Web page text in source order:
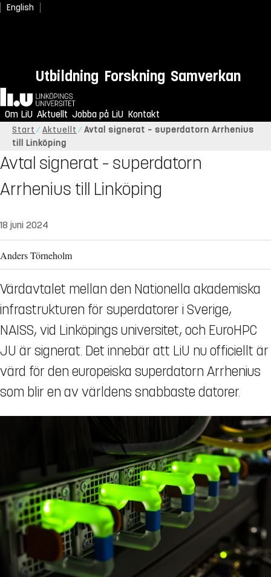
English
Utbildning Forskning Samverkan
Hem
Om LiU Aktuellt Jobba på LiU Kontakt
Start Aktuellt
Avtal signerat – superdatorn Arrhenius
till Linköping
Avtal signerat – superdatorn
Arrhenius till Linköping
18 juni 2024
Anders Törneholm
Värdavtalet mellan den Nationella akademiska
infrastrukturen för superdatorer i Sverige,
NAISS, vid Linköpings universitet, och EuroHPC
JU är signerat. Det innebär att LiU nu officiellt är
värd för den europeiska superdatorn Arrhenius
som blir en av världens snabbaste datorer.